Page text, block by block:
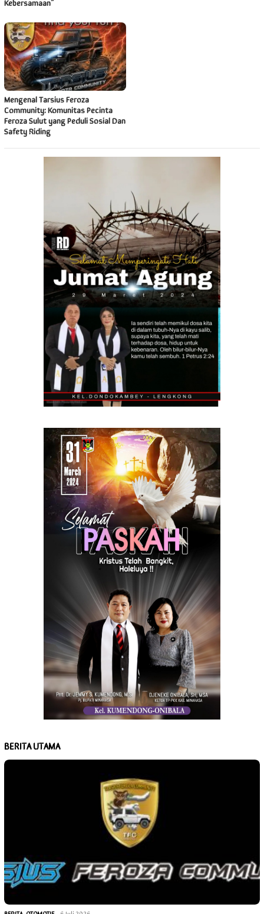
Mengenal Tarsius Feroza
Community: Komunitas Pecinta
Feroza Sulut yang Peduli Sosial Dan
Safety Riding
BERITA UTAMA